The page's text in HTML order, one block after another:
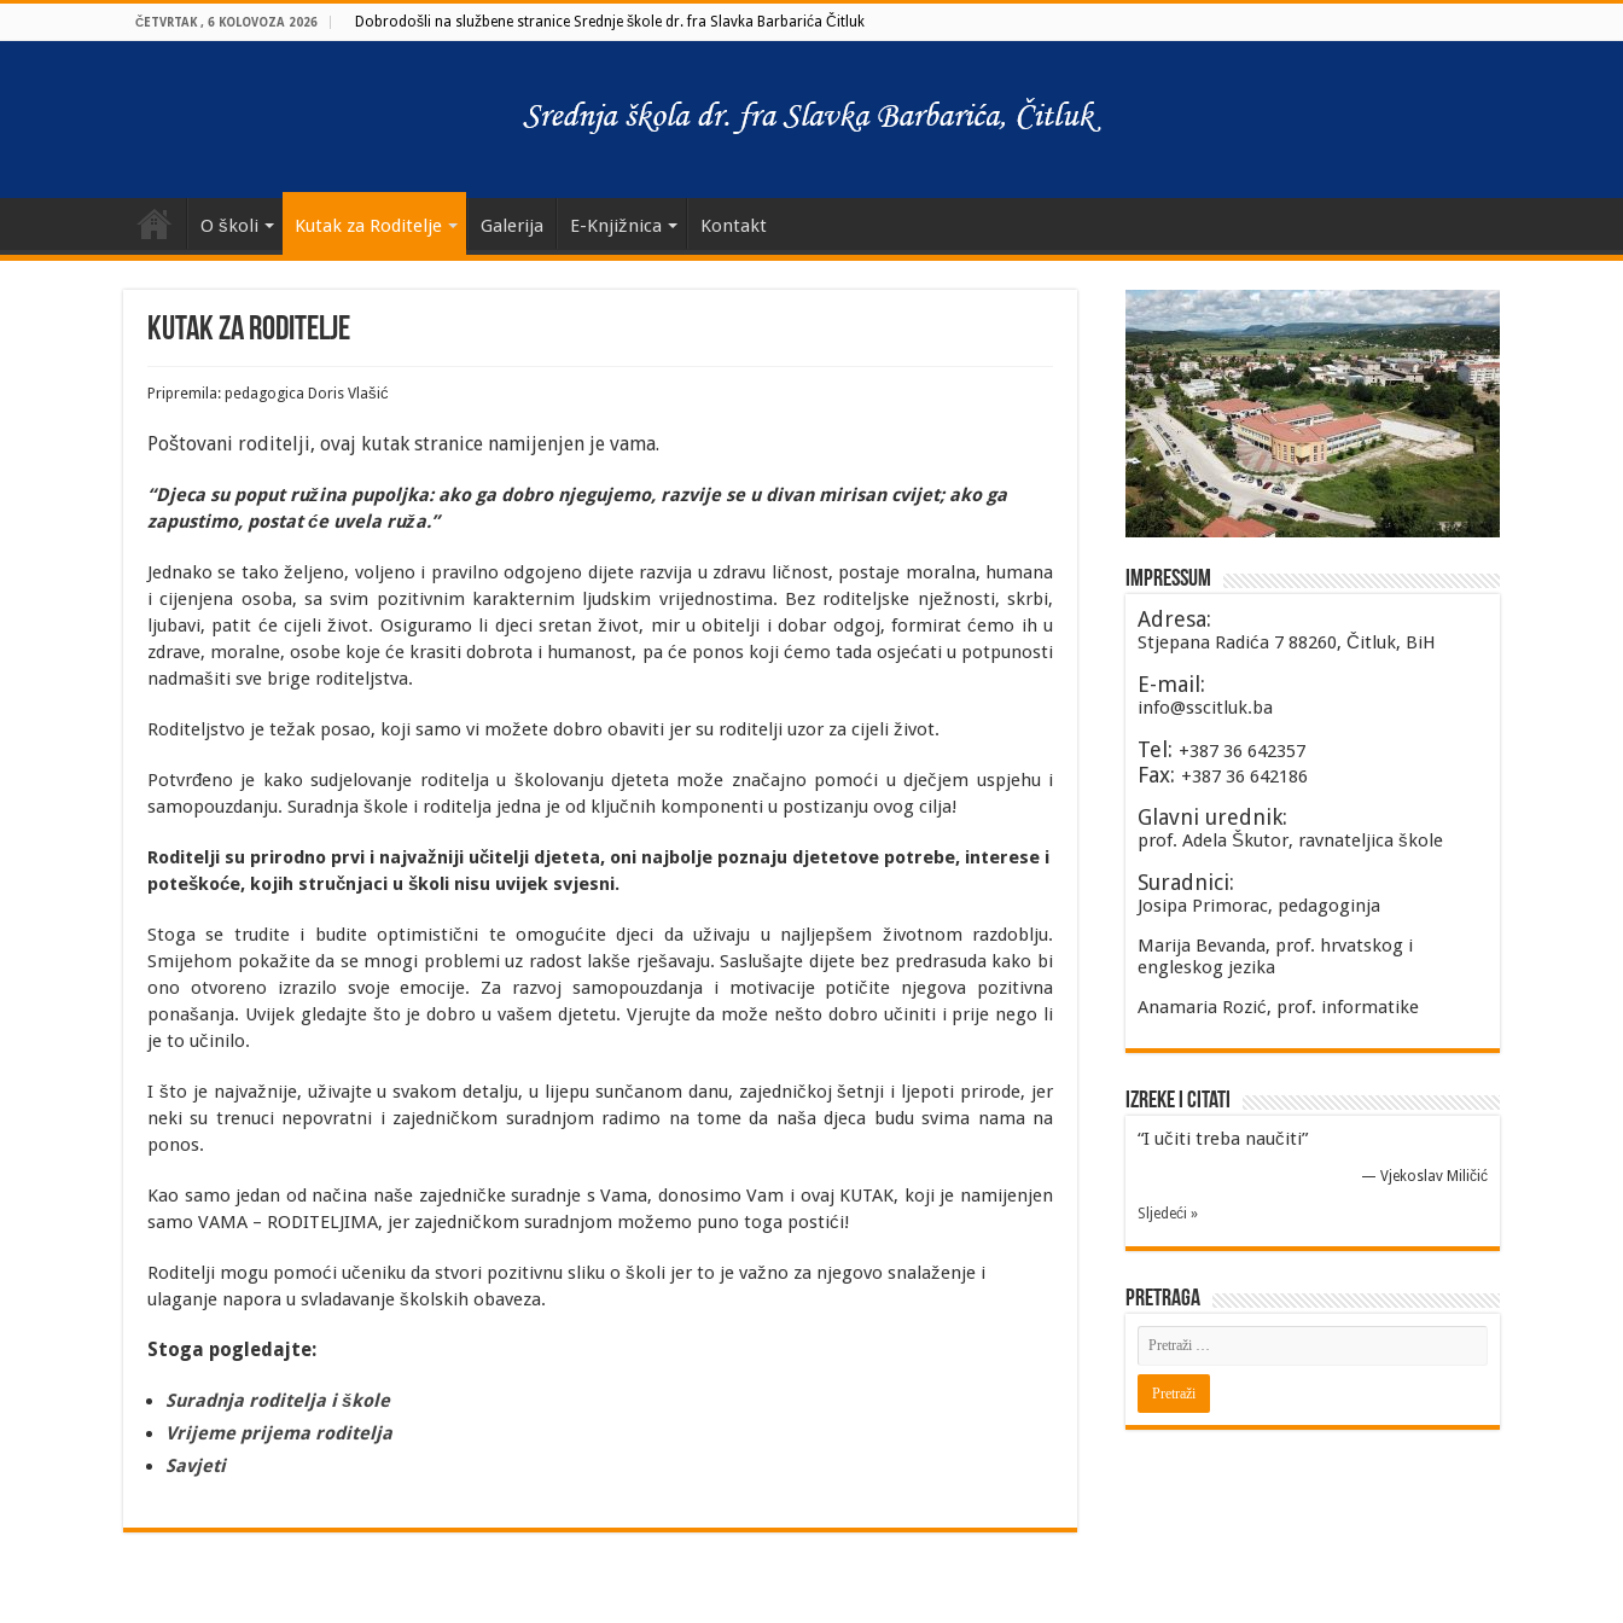
ČETVRTAK , 6 KOLOVOZA 2026 Dobrodošli na službene stranice Srednje škole dr. fra Slavka Barbarića Čitluk
O školi Kutak za Roditelje Galerija E-Knjižnica Kontakt
Kutak za Roditelje
Pripremila: pedagogica Doris Vlašić
Poštovani roditelji, ovaj kutak stranice namijenjen je vama.
“Djeca su poput ružina pupoljka: ako ga dobro njegujemo, razvije se u divan mirisan cvijet; ako ga
zapustimo, postat će uvela ruža.”
Jednako se tako željeno, voljeno i pravilno odgojeno dijete razvija u zdravu ličnost, postaje moralna, humana
i cijenjena osoba, sa svim pozitivnim karakternim ljudskim vrijednostima. Bez roditeljske nježnosti, skrbi,
ljubavi, patit će cijeli život. Osiguramo li djeci sretan život, mir u obitelji i dobar odgoj, formirat ćemo ih u
zdrave, moralne, osobe koje će krasiti dobrota i humanost, pa će ponos koji ćemo tada osjećati u potpunosti
nadmašiti sve brige roditeljstva.
Roditeljstvo je težak posao, koji samo vi možete dobro obaviti jer su roditelji uzor za cijeli život.
Potvrđeno je kako sudjelovanje roditelja u školovanju djeteta može značajno pomoći u dječjem uspjehu i
samopouzdanju. Suradnja škole i roditelja jedna je od ključnih komponenti u postizanju ovog cilja!
Roditelji su prirodno prvi i najvažniji učitelji djeteta, oni najbolje poznaju djetetove potrebe, interese i
poteškoće, kojih stručnjaci u školi nisu uvijek svjesni.
Stoga se trudite i budite optimistični te omogućite djeci da uživaju u najljepšem životnom razdoblju.
Smijehom pokažite da se mnogi problemi uz radost lakše rješavaju. Saslušajte dijete bez predrasuda kako bi
ono otvoreno izrazilo svoje emocije. Za razvoj samopouzdanja i motivacije potičite njegova pozitivna
ponašanja. Uvijek gledajte što je dobro u vašem djetetu. Vjerujte da može nešto dobro učiniti i prije nego li
je to učinilo.
I što je najvažnije, uživajte u svakom detalju, u lijepu sunčanom danu, zajedničkoj šetnji i ljepoti prirode, jer
neki su trenuci nepovratni i zajedničkom suradnjom radimo na tome da naša djeca budu svima nama na
ponos.
Kao samo jedan od načina naše zajedničke suradnje s Vama, donosimo Vam i ovaj KUTAK, koji je namijenjen
samo VAMA – RODITELJIMA, jer zajedničkom suradnjom možemo puno toga postići!
Roditelji mogu pomoći učeniku da stvori pozitivnu sliku o školi jer to je važno za njegovo snalaženje i
ulaganje napora u svladavanje školskih obaveza.
Stoga pogledajte:
Suradnja roditelja i škole
Vrijeme prijema roditelja
Savjeti
Impressum
Adresa:
Stjepana Radića 7 88260, Čitluk, BiH
E-mail:
info@sscitluk.ba
Tel: +387 36 642357
Fax: +387 36 642186
Glavni urednik:
prof. Adela Škutor, ravnateljica škole
Suradnici:
Josipa Primorac, pedagoginja
Marija Bevanda, prof. hrvatskog i
engleskog jezika
Anamaria Rozić, prof. informatike
Izreke i Citati
“I učiti treba naučiti”
— Vjekoslav Miličić
Sljedeći »
Pretraga